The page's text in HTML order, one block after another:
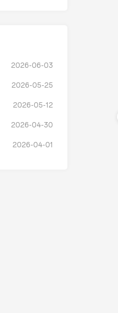
2026-06-03
2026-05-25
2026-05-12
2026-04-30
2026-04-01